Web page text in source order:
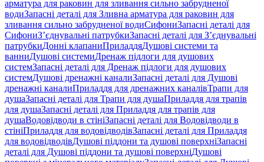
арматура для раковин для зливання сильно забрудненої
водиЗапасні деталі для Зливна арматура для раковин для
зливання сильно забрудненої водиСифониЗапасні деталі для
СифониЗ’єднувальні патрубкиЗапасні деталі для З’єднувальні
патрубкиДонні клапаниПриладдяДушові системи та
ванниДушові системиДренаж підлоги для душових
системЗапасні деталі для Дренаж підлоги для душових
системДушові дренажні каналиЗапасні деталі для Душові
дренажні каналиПриладдя для дренажних каналівТрапи для
душаЗапасні деталі для Трапи для душаПриладдя для трапів
для душаЗапасні деталі для Приладдя для трапів для
душаВодовідводи в стініЗапасні деталі для Водовідводи в
стініПриладдя для водовідводівЗапасні деталі для Приладдя
для водовідводівДушові піддони та душові поверхніЗапасні
деталі для Душові піддони та душові поверхніДушові